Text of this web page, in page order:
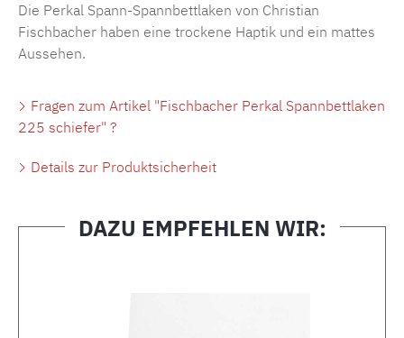
Die Perkal Spann-Spannbettlaken von Christian
Fischbacher haben eine trockene Haptik und ein mattes
Aussehen.
Fragen zum Artikel "Fischbacher Perkal Spannbettlaken
225 schiefer" ?
Details zur Produktsicherheit
DAZU EMPFEHLEN WIR: